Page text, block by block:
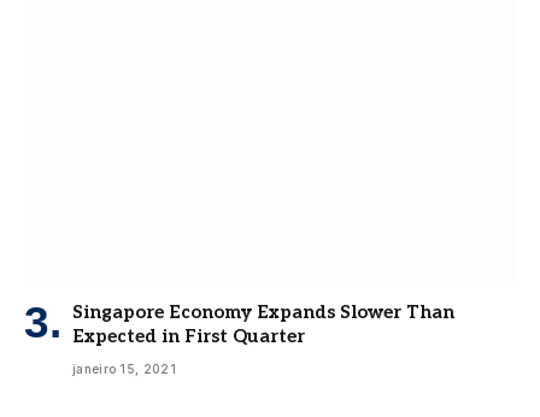
Singapore Economy Expands Slower Than
Expected in First Quarter
janeiro 15, 2021